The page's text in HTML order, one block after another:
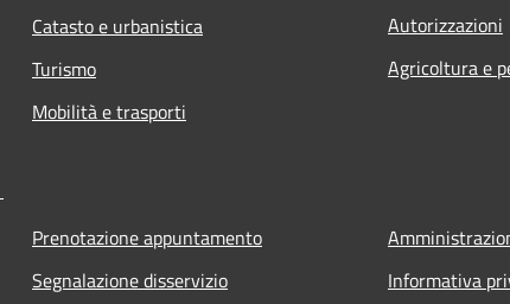
Catasto e urbanistica
Turismo
Mobilità e trasporti
Autorizzazioni
Agricoltura e
Prenotazione appuntamento
Segnalazione disservizio
Informativa